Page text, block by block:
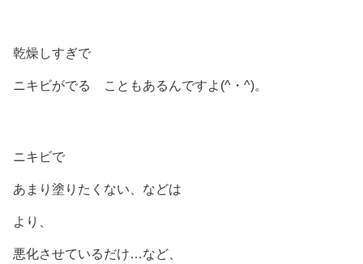
乾燥しすぎで
ニキビがでる こともあるんですよ(^・^)。
ニキビで
あまり塗りたくない、などは
より、
悪化させているだけ…など、